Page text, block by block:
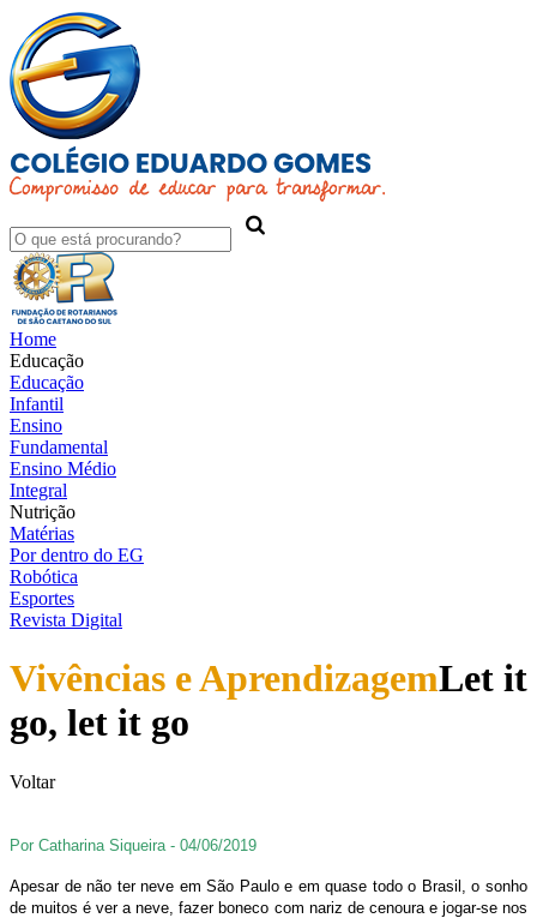
Home
Educação
Educação
Infantil
Ensino
Fundamental
Ensino Médio
Integral
Nutrição
Matérias
Por dentro do EG
Robótica
Esportes
Revista Digital
Vivências e AprendizagemLet it
go, let it go
Voltar
Por Catharina Siqueira - 04/06/2019
Apesar de não ter neve em São Paulo e em quase todo o Brasil, o sonho
de muitos é ver a neve, fazer boneco com nariz de cenoura e jogar-se nos